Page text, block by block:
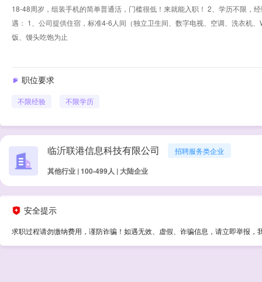
18-48周岁，组装手机的简单普通活，门槛很低！来就能入职！ 2、学历不限，
遇： 1、公司提供住宿，标准4-6人间（独立卫生间、数字电视、空调、洗衣机
饭、馒头吃饱为止
职位要求
不限经验 不限学历
临沂联港信息科技有限公司 招聘服务类企业
其他行业 | 100-499人 | 大陆企业
安全提示
求职过程请勿缴纳费用，谨防诈骗！如遇无效、虚假、诈骗信息，请立即举报，